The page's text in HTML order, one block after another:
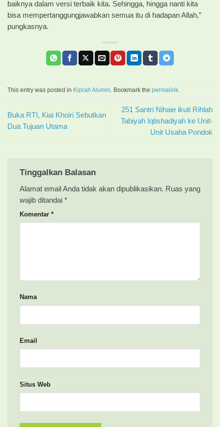
baiknya dalam versi terbaik kita. Sehingga, hingga nanti kita
bisa mempertanggungjawabkan semua itu di hadapan Allah,”
pungkasnya.
This entry was posted in Kiprah Alumni . Bookmark the permalink
Buka RTI, Kiai Khoiri Sebutkan
Dua Tujuan Utama
251 Santri Nihaie ikuti Rihlah
Tabiyah Iqtishadiyah ke Unit-
Unit Usaha Pondok
Tinggalkan Balasan
Alamat email Anda tidak akan dipublikasikan. Ruas yang
wajib ditandai *
Komentar *
Nama
Email
Situs Web